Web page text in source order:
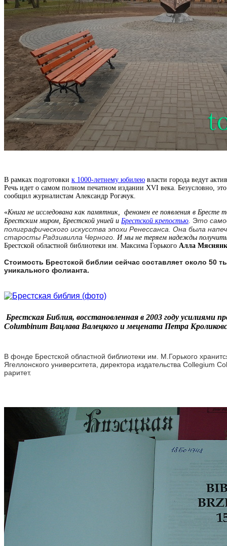
В рамках подготовки к 1000-летнему юбилею власти города ведут
Речь идет о самом полном печатном издании XVI века. Безусловно,
сообщил журналистам Александр Рогачук.
«Книга не исследована как памятник, феномен ее появления в Бресте
Брестским миром, Брестской унией и Брестской крепостью Это
полиграфического искусства эпохи Ренессанса. Она была
старосты Радзивилла Черного. И мы не теряем надежды
Брестской областной библиотеки им. Максима Горького Алла
Стоимость Брестской библии сейчас составляет около 50
уникального фолианта.
Брестская Библия, восстановленная в 2003 году усилиями
Columbinum Вацлава Валецкого и мецената Петра
В фонде Брестской областной библиотеки им. М.Горького
Ягеллонского университета, директора издательства Collegium
раритет.